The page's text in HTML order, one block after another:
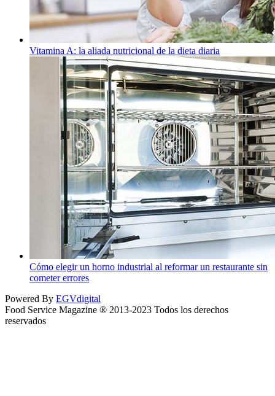
Vitamina A: la aliada nutricional de la dieta diaria
Cómo elegir un horno industrial al reformar un restaurante sin
cometer errores
Powered By EGVdigital
Food Service Magazine ® 2013-2023 Todos los derechos
reservados